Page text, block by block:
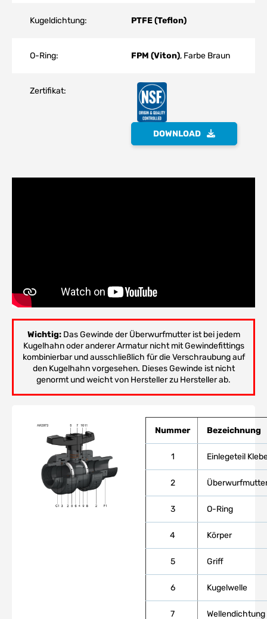
Kugeldichtung: PTFE (Teflon)
O-Ring: FPM (Viton), Farbe Braun
Zertifikat:
DOWNLOAD
Wichtig:Das Gewinde der Überwurfmutter ist bei jedem
Kugelhahn oder anderer Armatur nicht mit Gewindefittings
kombinierbar und ausschließlich für die Verschraubung auf
den Kugelhahn vorgesehen. Dieses Gewinde ist nicht
genormt und weicht von Hersteller zu Hersteller ab.
Nummer Bezeichnung
1 Einlegeteil
2
3 O-Ring
4 Körper
5 Griff
6 Kugelwelle
7 Wellendichtung